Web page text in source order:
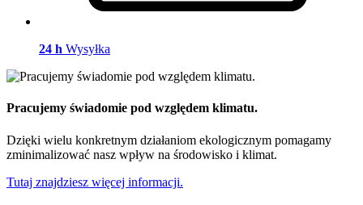
24 h Wysyłka
Pracujemy świadomie pod względem klimatu.
Dzięki wielu konkretnym działaniom ekologicznym pomagamy
zminimalizować nasz wpływ na środowisko i klimat.
Tutaj znajdziesz więcej informacji.